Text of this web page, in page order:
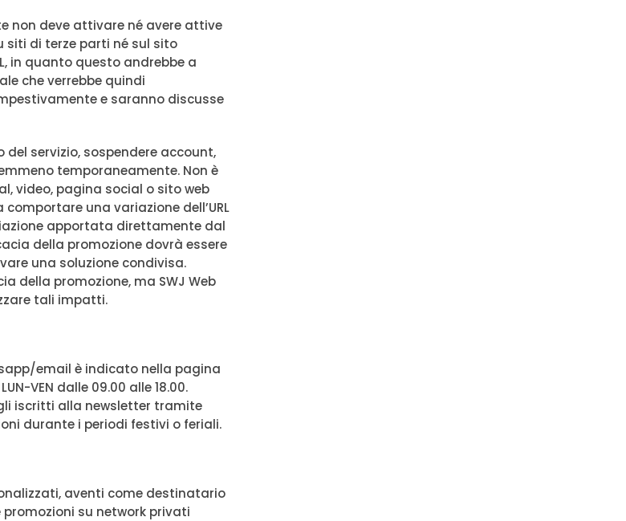
non deve attivare né avere attive
siti di terze parti né sul sito
in quanto questo andrebbe a
che verrebbe quindi
e saranno discusse
servizio, sospendere account,
temporaneamente. Non è
video, pagina social o sito web
una variazione dell’URL
apportata direttamente dal
della promozione dovrà essere
una soluzione condivisa.
della promozione, ma SWJ Web
tali impatti.
email è indicato nella pagina
VEN dalle 09.00 alle 18.00.
iscritti alla newsletter tramite
durante i periodi festivi o feriali.
aventi come destinatario
su network privati